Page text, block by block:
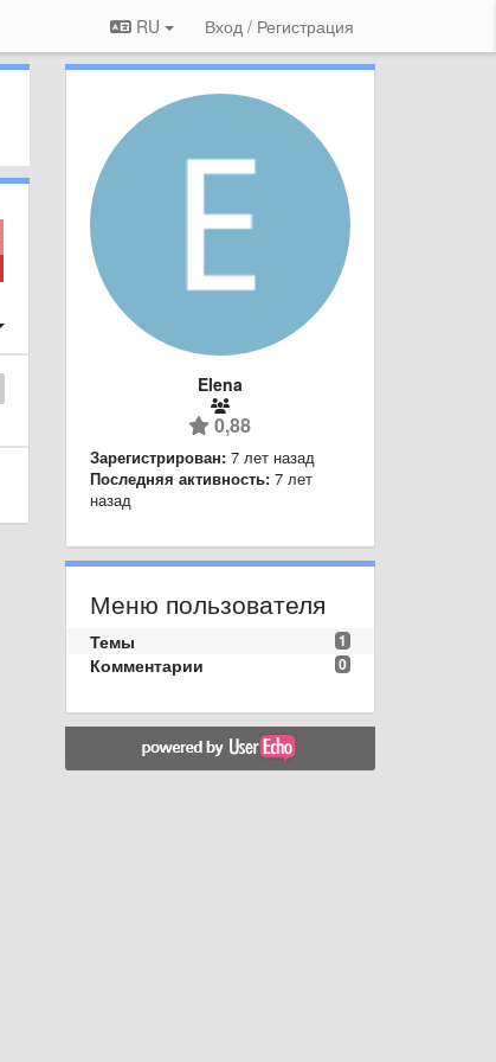
RU Вход / Регистрация
Elena
0,88
Зарегистрирован: 7 лет назад
Последняя активность: 7 лет
назад
Меню пользователя
1
Темы
0
Комментарии